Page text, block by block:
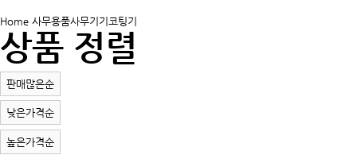
Home 사무용품사무기기 코팅기
상품 정렬
판매많은순
낮은가격순
높은가격순